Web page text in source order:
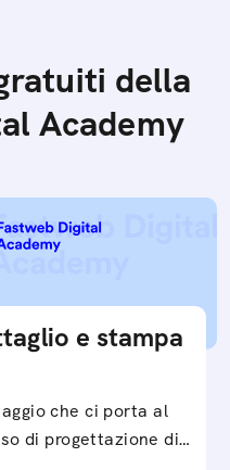
della
Academy
e stampa
che ci porta al
di progettazione di